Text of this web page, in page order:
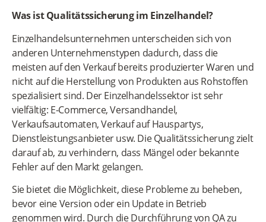
Was ist Qualitätssicherung im Einzelhandel?
Einzelhandelsunternehmen unterscheiden sich von
anderen Unternehmenstypen dadurch, dass die
meisten auf den Verkauf bereits produzierter Waren und
nicht auf die Herstellung von Produkten aus Rohstoffen
spezialisiert sind. Der Einzelhandelssektor ist sehr
vielfältig: E-Commerce, Versandhandel,
Verkaufsautomaten, Verkauf auf Hauspartys,
Dienstleistungsanbieter usw. Die Qualitätssicherung zielt
darauf ab, zu verhindern, dass Mängel oder bekannte
Fehler auf den Markt gelangen.
Sie bietet die Möglichkeit, diese Probleme zu beheben,
bevor eine Version oder ein Update in Betrieb
genommen wird. Durch die Durchführung von QA zu